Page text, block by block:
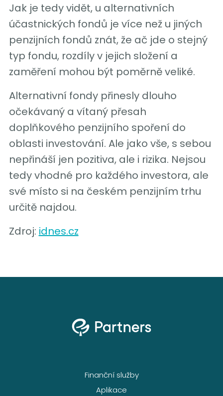
Jak je tedy vidět, u alternativních
účastnických fondů je více než u jiných
penzijních fondů znát, že ač jde o stejný
typ fondu, rozdíly v jejich složení a
zaměření mohou být poměrně veliké.
Alternativní fondy přinesly dlouho
očekávaný a vítaný přesah
doplňkového penzijního spoření do
oblasti investování. Ale jako vše, s sebou
nepřináší jen pozitiva, ale i rizika. Nejsou
tedy vhodné pro každého investora, ale
své místo si na českém penzijním trhu
určitě najdou.
Zdroj: idnes.cz
Finanční služby
Aplikace